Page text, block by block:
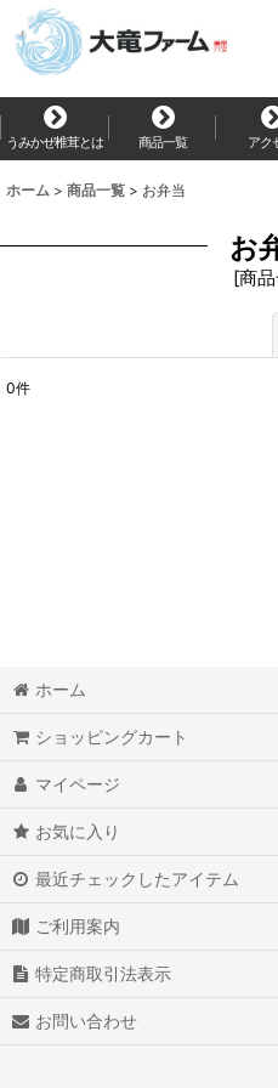
うみかぜ椎茸とは 商品一覧 アク
ホーム > 商品一覧 > お弁当
お
[商
0件
ホーム
ショッピングカート
マイページ
お気に入り
最近チェックしたアイテム
ご利用案内
特定商取引法表示
お問い合わせ